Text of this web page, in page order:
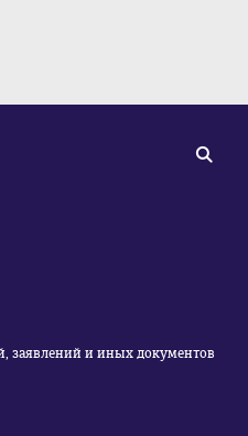
заявлений и иных документов